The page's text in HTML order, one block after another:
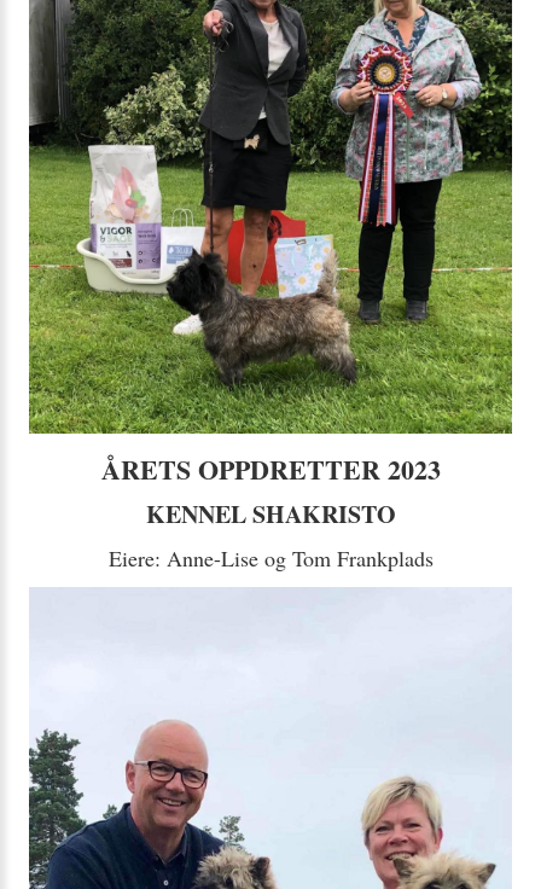
ÅRETS OPPDRETTER 2023
KENNEL SHAKRISTO
Eiere: Anne-Lise og Tom Frankplads